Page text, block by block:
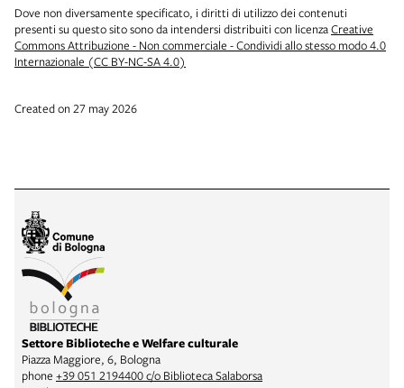
Dove non diversamente specificato, i diritti di utilizzo dei contenuti
presenti su questo sito sono da intendersi distribuiti con licenzaCreative
Commons Attribuzione - Non commerciale - Condividi allo stesso modo 4.0
Internazionale (CC BY-NC-SA 4.0)
Created on 27 may 2026
Settore Biblioteche e Welfare culturale
Piazza Maggiore, 6, Bologna
phone +39 051 2194400 c/o Biblioteca Salaborsa